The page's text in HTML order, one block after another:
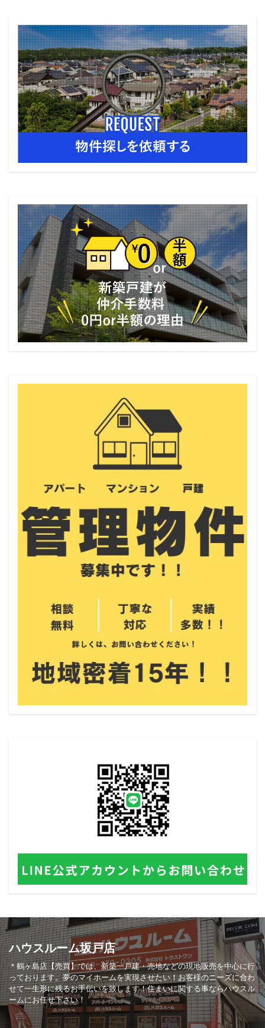
ハウスルーム坂戸店
＊鶴ヶ島店【売買】では、新築一戸建・売地などの現地販売を中心に行
っております。夢のマイホームを実現させたい！お客様のニーズに合わ
せて一生形に残るお手伝いを致します！住まいに関する事ならハウスル
ームにお任せ下さい！